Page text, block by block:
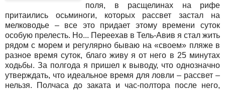
поля, в расщелинах на рифе
притаились осьминоги, которых рассвет застал на
мелководье – все это придает этому времени суток
особую прелесть. Но... Переехав в Тель-Авив я стал жить
рядом с морем и регулярно бываю на «своем» пляже в
разное время суток, благо живу я от него в 25 минутах
ходьбы. За полгода я пришел к выводу, что однозначно
утверждать, что идеальное время для ловли – рассвет –
нельзя. Полчаса до заката и час-полтора после него,